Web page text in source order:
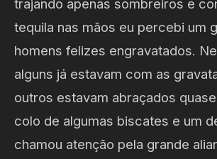
trajando apenas sombreiros e
tequila nas mãos eu percebi um
homens felizes engravatados.
alguns já estavam com as
outros estavam abraçados
colo de algumas biscates e um
chamou atenção pela grande